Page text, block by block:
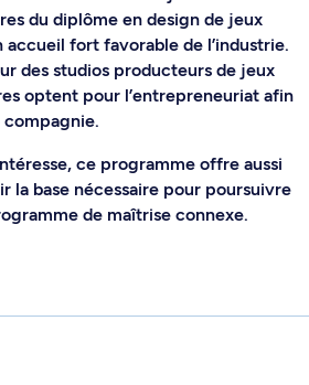
du diplôme en design de jeux
accueil fort favorable de l’industrie.
des studios producteurs de jeux
optent pour l’entrepreneuriat afin
ce programme offre aussi
la base nécessaire pour poursuivre
de maîtrise connexe.